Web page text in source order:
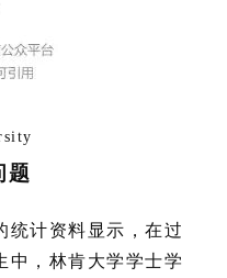
题
统计资料显示，在过
中，林肯大学学士学